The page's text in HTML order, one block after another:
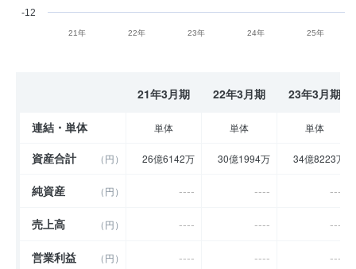
21年 22年 23年 24年 25年
-12
21年3月期 22年3月期 23年3月期
連結・単体 単体 単体 単体
資産合計 （円） 26億6142万 30億1994万 34億8223万
純資産 （円） ---- ---- ----
売上高 （円） ---- ---- ----
営業利益 （円） ---- ---- ----